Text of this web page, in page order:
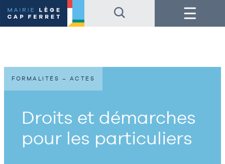
au
contenu
de
au
pied
de
Menu
Droits et démarches
pour les particuliers
FORMALITÉS – ACTES